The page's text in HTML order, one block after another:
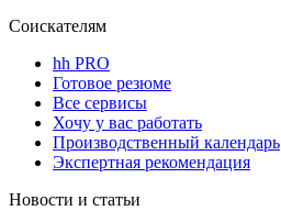
Соискателям
hh PRO
Готовое резюме
Все сервисы
Хочу у вас работать
Производственный календарь
Экспертная рекомендация
Новости и статьи